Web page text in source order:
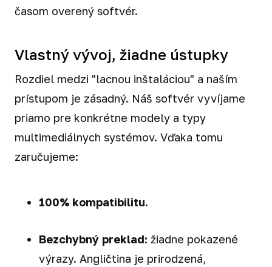
časom overený softvér.
Vlastný vývoj, žiadne ústupky
Rozdiel medzi "lacnou inštaláciou" a naším
prístupom je zásadný. Náš softvér vyvíjame
priamo pre konkrétne modely a typy
multimediálnych systémov. Vďaka tomu
zaručujeme:
100% kompatibilitu.
Bezchybný preklad: žiadne pokazené
výrazy. Angličtina je prirodzená,